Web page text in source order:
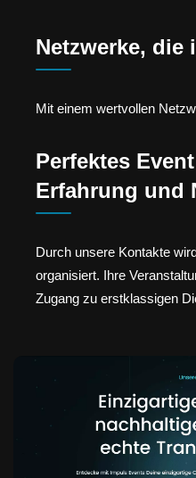
Netzwerke, die
Mit einem wertvollen
Perfektes
Erfahrung und
Durch unsere Kontakte
organisiert. Ihre
Zugang zu erstklassigen